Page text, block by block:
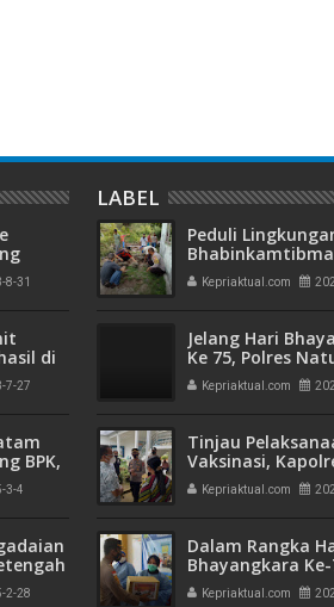
di
8-31
di
7-27
BPK,
3-4
2-28
LABEL
Peduli
Bakti Bersama
Desa dan Warga
Kepriaktual.com
Jelang Hari
Ke 75, Polres
Gelar Vaksinasi
Kepriaktual.com
Tinjau
Vaksinasi,
Natuna : Intinya
Menerima Vaksin
Kepriaktual.com
Dalam Rangka
Bhayangkara Ke-
Natuna Gelar
Kepriaktual.com